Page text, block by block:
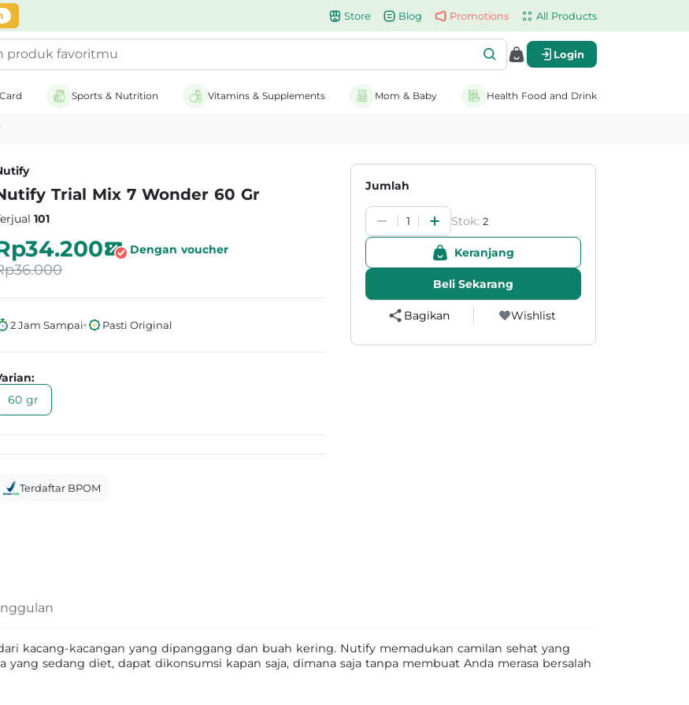
Store Blog Promotions All Products
Login
Sports & Nutrition Vitamins & Supplements Mom & Baby Health Food and Drink
Trial Mix 7 Wonder 60 Gr
101
Dengan voucher
2 Jam Sampai Pasti Original
60 gr
Terdaftar BPOM
Jumlah
1 Stok: 2
Keranjang
Beli Sekarang
Bagikan Wishlist
kacang-kacangan yang dipanggang dan buah kering. Nutify memadukan camilan sehat yang
sedang diet, dapat dikonsumsi kapan saja, dimana saja tanpa membuat Anda merasa bersalah